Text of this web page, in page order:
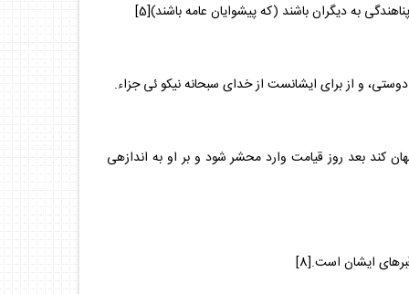
به ديگران باشند (كه پيشوايان عامه باشند)[5]
كند بعد روز قيامت وارد محشر شود و بر او به اندازه‏ى
ايشان است.[8]